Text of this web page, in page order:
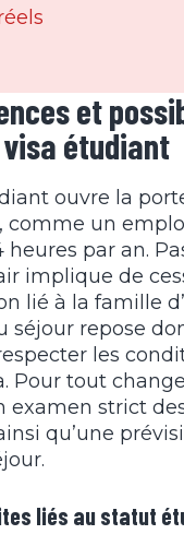
et
étudiant
ouvre la
comme un
heures par an.
implique de
lié à la famille
séjour repose
les
Pour tout
examen strict
qu’une
liés au statut